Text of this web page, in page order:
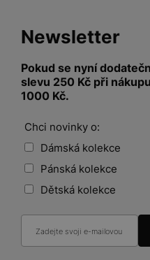
Newsletter
Pokud se nyní
slevu 250 Kč při
1000 Kč.
Chci novinky o:
Dámská kolekce
Pánská kolekce
Dětská kolekce